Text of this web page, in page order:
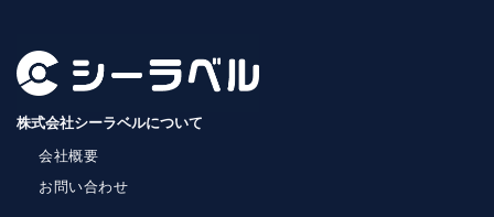
株式会社シーラベルについて
会社概要
お問い合わせ